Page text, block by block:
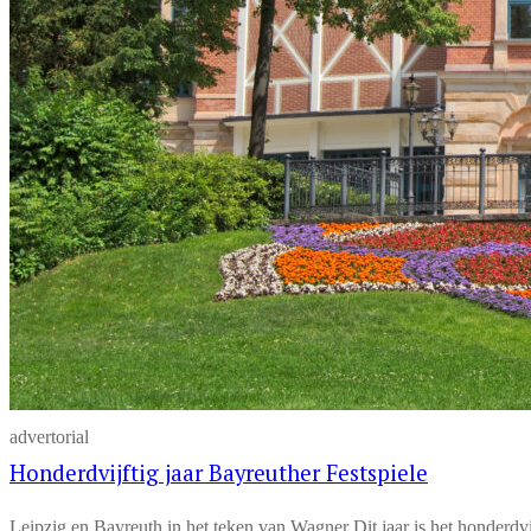
advertorial
Honderdvijftig jaar Bayreuther Festspiele